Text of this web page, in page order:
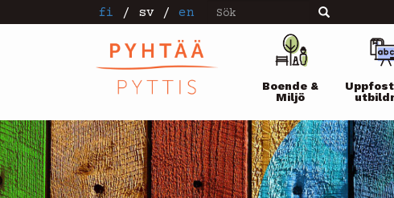
till
fi / sv / en Sök Sök
Boende &
Miljö